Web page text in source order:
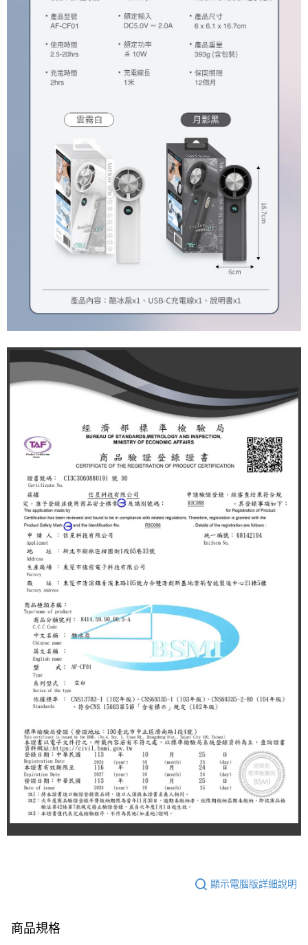
顯示電腦版詳細說明
商品規格